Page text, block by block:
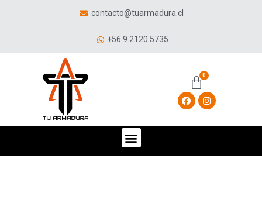
contacto@tuarmadura.cl
+56 9 2120 5735